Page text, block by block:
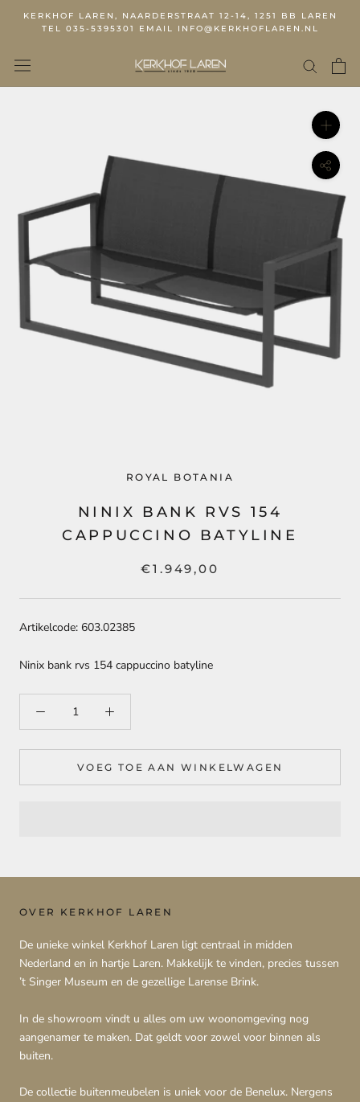
KERKHOF LAREN, NAARDERSTRAAT 12-14, 1251 BB LAREN
TEL 035-5395301 EMAIL INFO@KERKHOFLAREN.NL
ROYAL BOTANIA
NINIX BANK RVS 154
CAPPUCCINO BATYLINE
€1.949,00
Artikelcode: 603.02385
Ninix bank rvs 154 cappuccino batyline
VOEG TOE AAN WINKELWAGEN
OVER KERKHOF LAREN
De unieke winkel Kerkhof Laren ligt centraal in midden
Nederland en in hartje Laren. Makkelijk te vinden, precies tussen
’t Singer Museum en de gezellige Larense Brink.
In de showroom vindt u alles om uw woonomgeving nog
aangenamer te maken. Dat geldt voor zowel voor binnen als
buiten.
De collectie buitenmeubelen is uniek voor de Benelux. Nergens